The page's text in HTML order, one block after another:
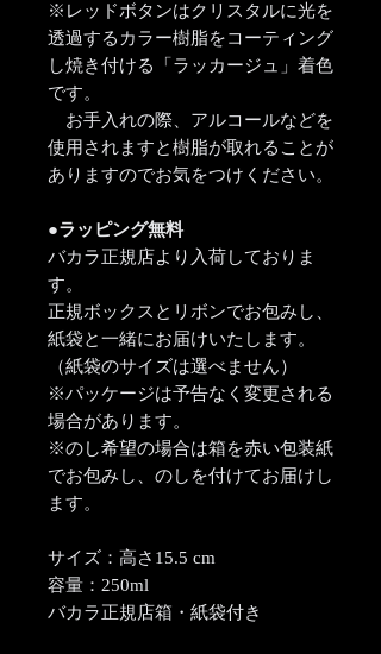
※レッドボタンはクリスタルに光を
透過するカラー樹脂をコーティング
し焼き付ける「ラッカージュ」着色
です。
お手入れの際、アルコールなどを
使用されますと樹脂が取れることが
ありますのでお気をつけください。
●ラッピング無料
バカラ正規店より入荷しておりま
す。
正規ボックスとリボンでお包みし、
紙袋と一緒にお届けいたします。
（紙袋のサイズは選べません）
※パッケージは予告なく変更される
場合があります。
※のし希望の場合は箱を赤い包装紙
でお包みし、のしを付けてお届けし
ます。
サイズ：高さ15.5 cm
容量：250ml
バカラ正規店箱・紙袋付き